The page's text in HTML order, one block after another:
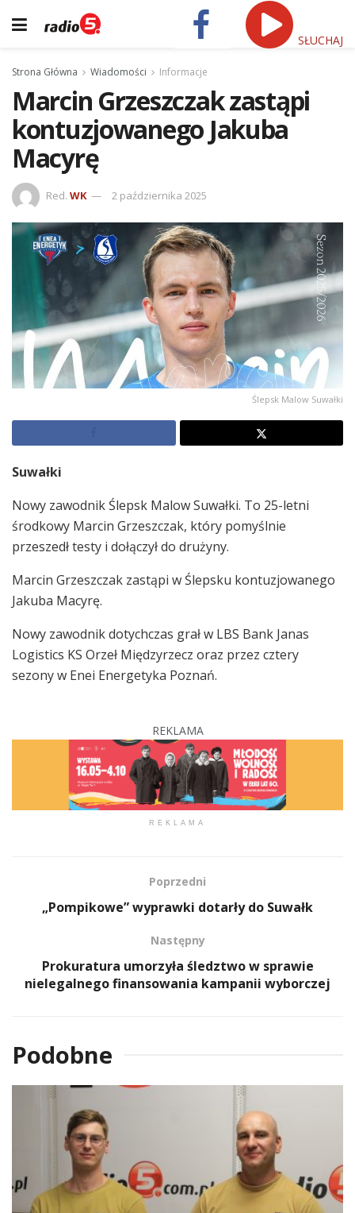
SŁUCHAJ
Strona Główna Wiadomości Informacje
Marcin Grzeszczak zastąpi
kontuzjowanego Jakuba
Macyrę
Red. WK 2 października 2025
Ślepsk Malow Suwałki
Suwałki
Nowy zawodnik Ślepsk Malow Suwałki. To 25-letni
środkowy Marcin Grzeszczak, który pomyślnie
przeszedł testy i dołączył do drużyny.
Marcin Grzeszczak zastąpi w Ślepsku kontuzjowanego
Jakuba Macyrę.
Nowy zawodnik dotychczas grał w LBS Bank Janas
Logistics KS Orzeł Międzyrzecz oraz przez cztery
sezony w Enei Energetyka Poznań.
REKLAMA
REKLAMA
Poprzedni
„Pompikowe” wyprawki dotarły do Suwałk
Następny
Prokuratura umorzyła śledztwo w sprawie
nielegalnego finansowania kampanii wyborczej
Podobne